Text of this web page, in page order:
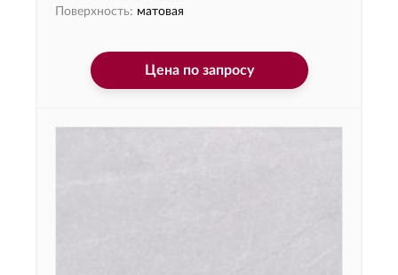
Поверхность: матовая
Цена по запросу